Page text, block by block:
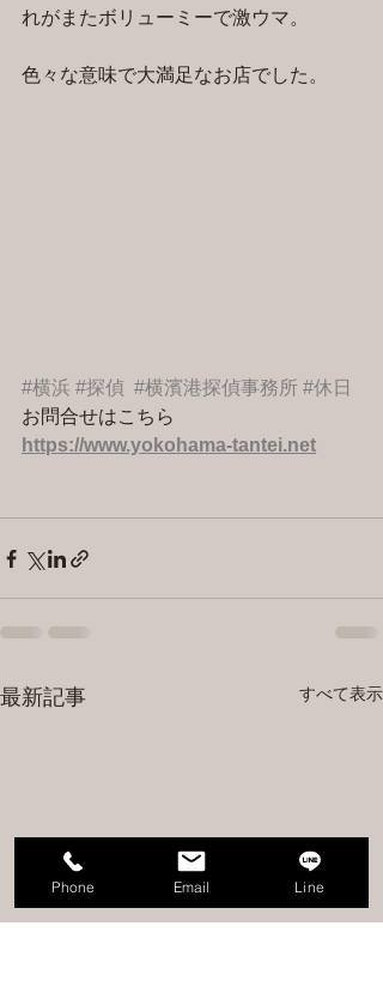
れがまたボリューミーで激ウマ。
色々な意味で大満足なお店でした。
#横浜 #探偵 #横濱港探偵事務所 #休日
お問合せはこちら
https://www.yokohama-tantei.net
最新記事 すべて表示
Phone Email Line